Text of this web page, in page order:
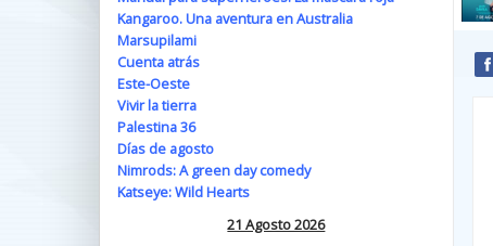
Kangaroo. Una aventura en Australia
Marsupilami
Cuenta atrás
Este-Oeste
Vivir la tierra
Palestina 36
Días de agosto
Nimrods: A green day comedy
Katseye: Wild Hearts
21 Agosto 2026